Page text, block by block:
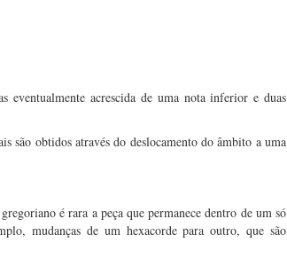
eventualmente acrescida de uma nota inferior e duas
são obtidos através do deslocamento do âmbito a uma
é rara a peça que permanece dentro de um só
mudanças de um hexacorde para outro, que são